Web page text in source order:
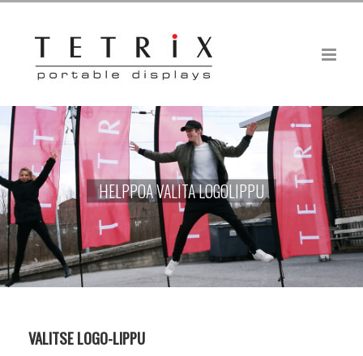
Skip
HELPPOA VALITA LOGOLIPPU
VALITSE LOGO-LIPPU